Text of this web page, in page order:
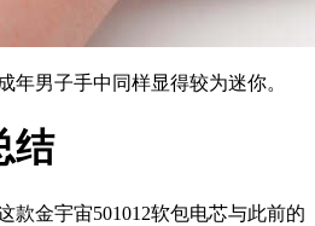
年男子手中同样显得较为迷你。
结
款金宇宙501012软包电芯与此前的